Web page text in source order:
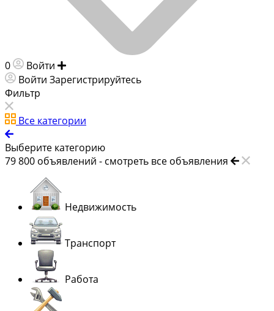
0 Войти
Войти Зарегистрируйтесь
Фильтр
Все категории
Выберите категорию
79 800 объявлений - смотреть все объявления
Недвижимость
Транспорт
Работа